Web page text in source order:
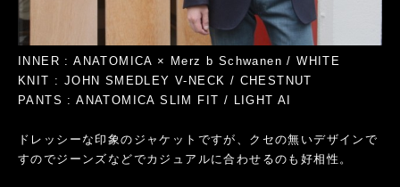
INNER : ANATOMICA × Merz b Schwanen / WHITE
KNIT : JOHN SMEDLEY V-NECK / CHESTNUT
PANTS : ANATOMICA SLIM FIT / LIGHT AI
ドレッシーな印象のジャケットですが、クセの無いデザインで
すのでジーンズなどでカジュアルに合わせるのも好相性。